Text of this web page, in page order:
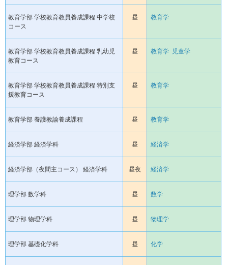
教育学部 学校教育教員養成課程 中学校
コース
昼 教育学
教育学部 学校教育教員養成課程 乳幼児
教育コース
昼 教育学 児童学
教育学部 学校教育教員養成課程 特別支
援教育コース
昼 教育学
教育学部 養護教諭養成課程 昼 教育学
経済学部 経済学科 昼 経済学
経済学部（夜間主コース） 経済学科 昼夜 経済学
理学部 数学科 昼 数学
理学部 物理学科 昼 物理学
理学部 基礎化学科 昼 化学